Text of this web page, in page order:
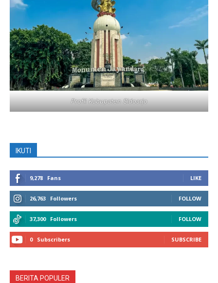
Profil Kabupaten Sidoarjo
IKUTI
9,278 Fans LIKE
26,763 Followers FOLLOW
37,300 Followers FOLLOW
0 Subscribers SUBSCRIBE
BERITA POPULER